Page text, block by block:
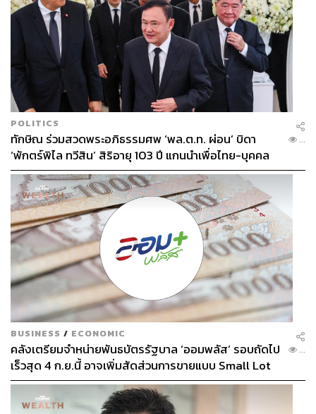
POLITICS
ทักษิณ ร่วมสวดพระอภิธรรมศพ ‘พล.ต.ท. ผ่อน’ บิดา
‘พักตร์พิไล ทวีสิน’ สิริอายุ 103 ปี แกนนำเพื่อไทย-บุคคล
หลากวงการร่วมอาลัย
...
BUSINESS / ECONOMIC
คลังเตรียมจำหน่ายพันธบัตรรัฐบาล ‘ออมพลัส’ รอบถัดไป
เร็วสุด 4 ก.ย.นี้ อาจเพิ่มสัดส่วนการขายแบบ Small Lot
First มากขึ้น
...